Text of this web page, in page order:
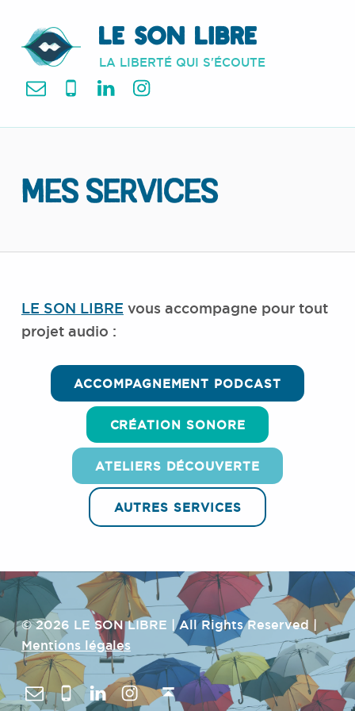
LE SON LIBRE
LA LIBERTÉ QUI S'ÉCOUTE
mailTel LinkedIn
Instagram
MES SERVICES
LE SON LIBRE vous accompagne pour tout
projet audio :
ACCOMPAGNEMENT PODCAST
CRÉATION SONORE
ATELIERS DÉCOUVERTE
AUTRES SERVICES
Skip back to main navigation
© 2026 LE SON LIBRE | All Rights Reserved |
Mentions légales
mailTel LinkedIn
Instagram
Back to top ↑